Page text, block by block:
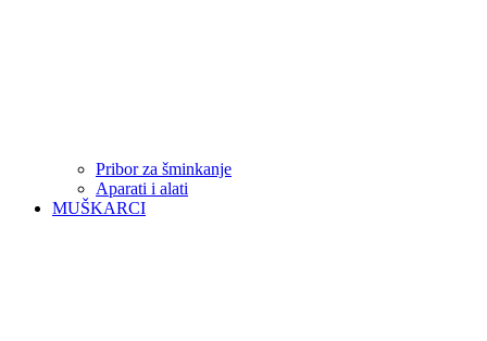
Pribor za šminkanje
Aparati i alati
MUŠKARCI